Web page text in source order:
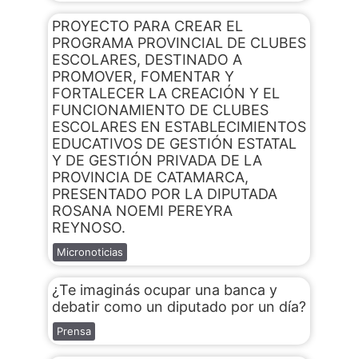
PROYECTO PARA CREAR EL
PROGRAMA PROVINCIAL DE CLUBES
ESCOLARES, DESTINADO A
PROMOVER, FOMENTAR Y
FORTALECER LA CREACIÓN Y EL
FUNCIONAMIENTO DE CLUBES
ESCOLARES EN ESTABLECIMIENTOS
EDUCATIVOS DE GESTIÓN ESTATAL
Y DE GESTIÓN PRIVADA DE LA
PROVINCIA DE CATAMARCA,
PRESENTADO POR LA DIPUTADA
ROSANA NOEMI PEREYRA
REYNOSO.
Micronoticias
¿Te imaginás ocupar una banca y
debatir como un diputado por un día?
Prensa